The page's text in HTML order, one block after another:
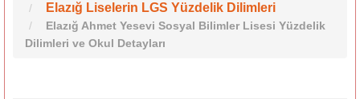
Elazığ Liselerin LGS Yüzdelik Dilimleri
Elazığ Ahmet Yesevi Sosyal Bilimler Lisesi Yüzdelik
Dilimleri ve Okul Detayları